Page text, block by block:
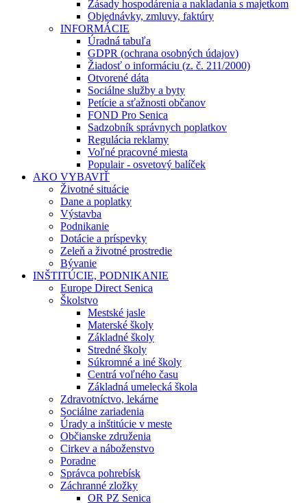
Zásady hospodárenia a nakladania s majetkom
Objednávky, zmluvy, faktúry
INFORMÁCIE
Úradná tabuľa
GDPR (ochrana osobných údajov)
Žiadosť o informáciu (z. č. 211/2000)
Otvorené dáta
Sociálne služby a byty
Petície a sťažnosti občanov
FOND Pro Senica
Sadzobník správnych poplatkov
Regulácia reklamy
Voľné pracovné miesta
Populair - osvetový balíček
AKO VYBAVIŤ
Životné situácie
Dane a poplatky
Výstavba
Podnikanie
Dotácie a príspevky
Zeleň a životné prostredie
Bývanie
INŠTITÚCIE, PODNIKANIE
Europe Direct Senica
Školstvo
Mestské jasle
Materské školy
Základné školy
Stredné školy
Súkromné a iné školy
Centrá voľného času
Základná umelecká škola
Zdravotníctvo, lekárne
Sociálne zariadenia
Úrady a inštitúcie v meste
Občianske združenia
Cirkev a náboženstvo
Poradne
Správca pohrebísk
Záchranné zložky
OR PZ Senica